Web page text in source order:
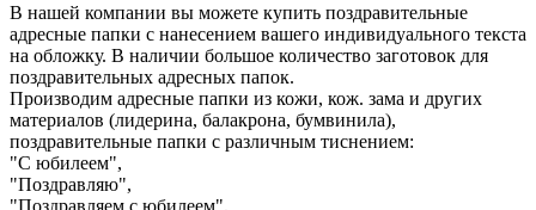
В нашей компании вы можете купить поздравительные
адресные папки с нанесением вашего индивидуального текста
на обложку. В наличии большое количество заготовок для
поздравительных адресных папок.
Производим адресные папки из кожи, кож. зама и других
материалов (лидерина, балакрона, бумвинила),
поздравительные папки с различным тиснением:
"С юбилеем",
"Поздравляю",
"Поздравляем с юбилеем",